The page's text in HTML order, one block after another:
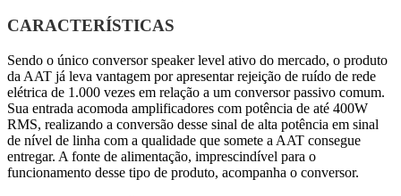
CARACTERÍSTICAS
Sendo o único conversor speaker level ativo do mercado, o produto
da AAT já leva vantagem por apresentar rejeição de ruído de rede
elétrica de 1.000 vezes em relação a um conversor passivo comum.
Sua entrada acomoda amplificadores com potência de até 400W
RMS, realizando a conversão desse sinal de alta potência em sinal
de nível de linha com a qualidade que somete a AAT consegue
entregar. A fonte de alimentação, imprescindível para o
funcionamento desse tipo de produto, acompanha o conversor.